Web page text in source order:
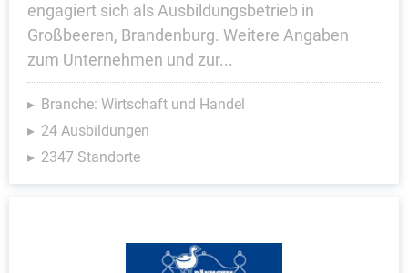
engagiert sich als Ausbildungsbetrieb in
Großbeeren, Brandenburg. Weitere Angaben
zum Unternehmen und zur...
Branche: Wirtschaft und Handel
24 Ausbildungen
2347 Standorte